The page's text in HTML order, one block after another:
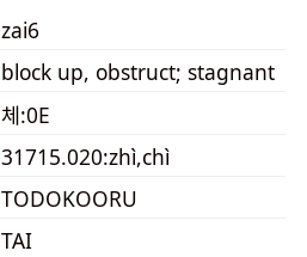
zai6
block up, obstruct; stagnant
체:0E
31715.020:zhì,chì
TODOKOORU
TAI